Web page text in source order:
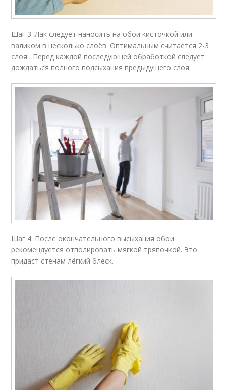
Шаг 3. Лак следует наносить на обои кисточкой или
валиком в несколько слоёв. Оптимальным считается 2-3
слоя . Перед каждой последующей обработкой следует
дождаться полного подсыхания предыдущего слоя.
Шаг 4. После окончательного высыхания обои
рекомендуется отполировать мягкой тряпочкой. Это
придаст стенам лёгкий блеск.